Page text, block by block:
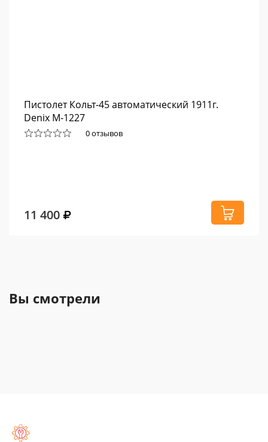
Пистолет Кольт-45 автоматический 1911г.
Denix М-1227
0 отзывов
11 400
Вы смотрели